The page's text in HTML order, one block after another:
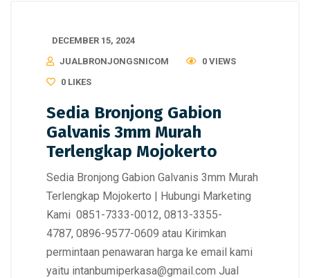
DECEMBER 15, 2024
JUALBRONJONGSNICOM
0 VIEWS
0 LIKES
Sedia Bronjong Gabion
Galvanis 3mm Murah
Terlengkap Mojokerto
Sedia Bronjong Gabion Galvanis 3mm Murah
Terlengkap Mojokerto | Hubungi Marketing
Kami 0851-7333-0012, 0813-3355-
4787, 0896-9577-0609 atau Kirimkan
permintaan penawaran harga ke email kami
yaitu intanbumiperkasa@gmail.com Jual